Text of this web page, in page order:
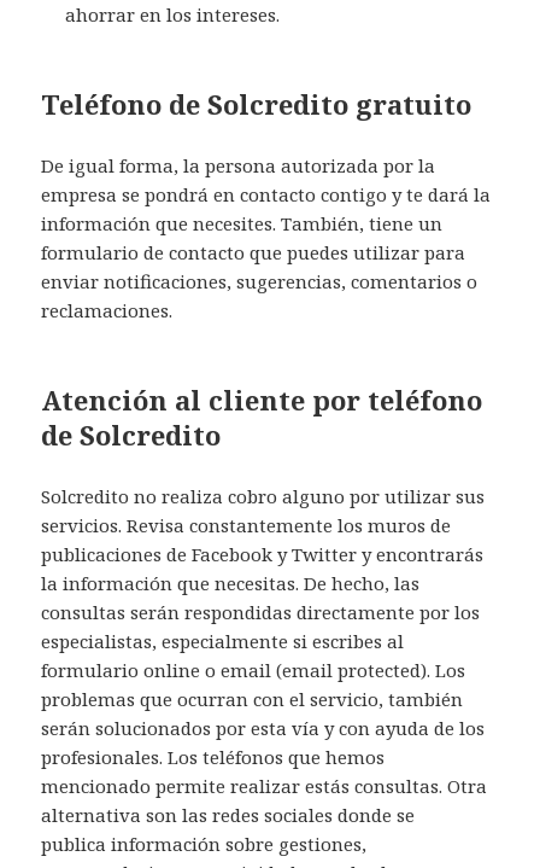
ahorrar en los intereses.
Teléfono de Solcredito gratuito
De igual forma, la persona autorizada por la
empresa se pondrá en contacto contigo y te dará la
información que necesites. También, tiene un
formulario de contacto que puedes utilizar para
enviar notificaciones, sugerencias, comentarios o
reclamaciones.
Atención al cliente por teléfono
de Solcredito
Solcredito no realiza cobro alguno por utilizar sus
servicios. Revisa constantemente los muros de
publicaciones de Facebook y Twitter y encontrarás
la información que necesitas. De hecho, las
consultas serán respondidas directamente por los
especialistas, especialmente si escribes al
formulario online o email (email protected). Los
problemas que ocurran con el servicio, también
serán solucionados por esta vía y con ayuda de los
profesionales. Los teléfonos que hemos
mencionado permite realizar estás consultas. Otra
alternativa son las redes sociales donde se
publica información sobre gestiones,